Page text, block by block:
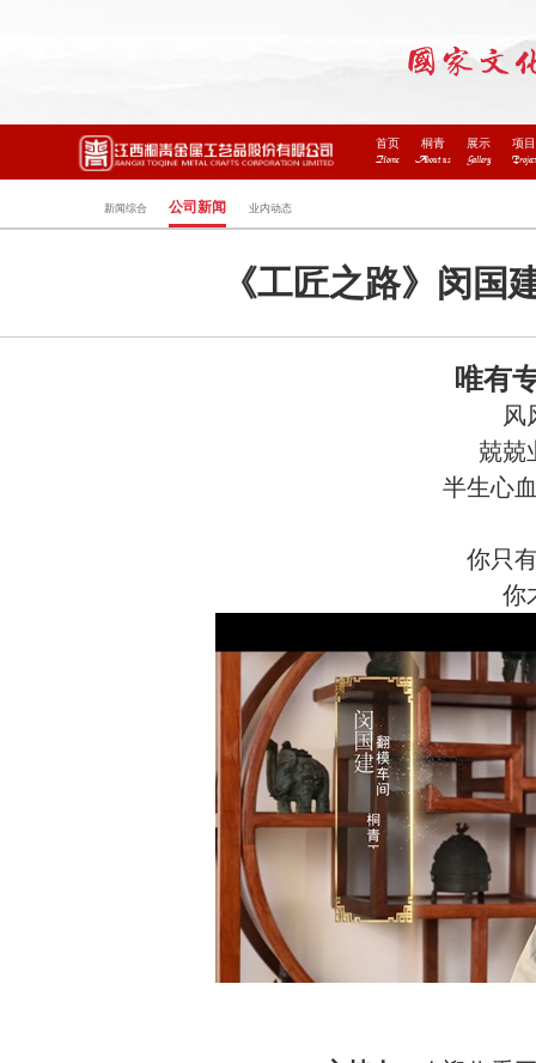
首页
Home
桐青
About us
展示
Gallery
项目
Project
新闻综合 公司新闻 业内动态
《工匠之路》闵
唯有
风
兢兢
半生心
你只
你